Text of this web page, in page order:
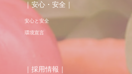
｜安心・安全｜
安心と安全
環境宣言
｜採用情報｜